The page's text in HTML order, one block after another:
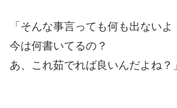
「そんな事言っても何も出ないよ
今は何書いてるの？
あ、これ茹でれば良いんだよね？」